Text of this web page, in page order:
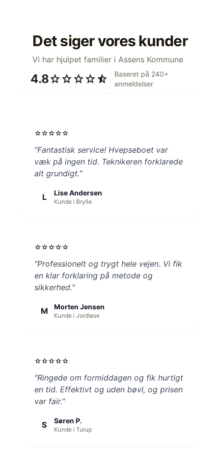
Det siger vores kunder
Vi har hjulpet familier i Assens Kommune
4.8starstarstarstarstar_half
Baseret på 240+
anmeldelser
starstarstarstarstar
"Fantastisk service! Hvepseboet var
væk på ingen tid. Teknikeren forklarede
alt grundigt."
L Lise Andersen
Kunde i Brylle
starstarstarstarstar
"Professionelt og trygt hele vejen. Vi fik
en klar forklaring på metode og
sikkerhed."
M Morten Jensen
Kunde i Jordløse
starstarstarstarstar
"Ringede om formiddagen og fik hurtigt
en tid. Effektivt og uden bøvl, og prisen
var fair."
S Søren P.
Kunde i Turup